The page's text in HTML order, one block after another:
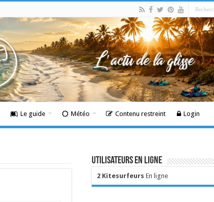
Le guide Météo Contenu restreint Login
Utilisateurs en ligne
2 Kitesurfeurs En ligne